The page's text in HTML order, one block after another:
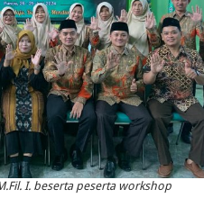
I. beserta peserta workshop